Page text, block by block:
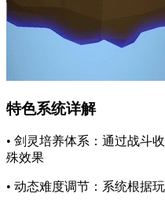
特色系统详解
• 剑灵培养体系：通过战斗
殊效果
• 动态难度调节：系统根据